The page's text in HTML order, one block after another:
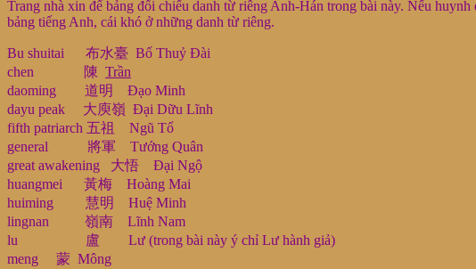
Trang nhà xin để bảng đối chiếu danh từ riêng Anh-Hán trong bài này. Nếu
bảng tiếng Anh, cái khó ở những danh từ riêng.
Bu shuitai 布水臺 Bố Thuỷ Đài
chen 陳 Trần
daoming 道明 Đạo Minh
dayu peak 大庾嶺 Đại Dữu Lĩnh
fifth patriarch 五祖 Ngũ Tổ
general 將軍 Tướng Quân
great awakening 大悟 Đại Ngộ
huangmei 黃梅 Hoàng Mai
huiming 慧明 Huệ Minh
lingnan 嶺南 Lĩnh Nam
lu 盧 Lư (trong bài này ý chỉ Lư hành giả)
meng 蒙 Mông